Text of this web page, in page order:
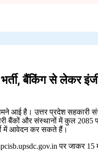
बैंकिंग से लेकर
आई है। उत्तर प्रदेश
बैंकों और संस्थानों में कुल 2085
में आवेदन कर सकते हैं।
पर जाकर